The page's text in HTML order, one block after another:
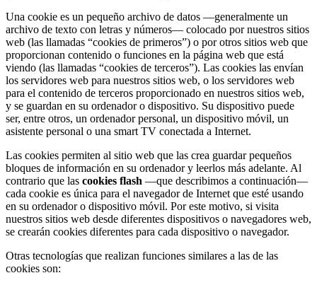
Una cookie es un pequeño archivo de datos —generalmente un
archivo de texto con letras y números— colocado por nuestros sitios
web (las llamadas “cookies de primeros”) o por otros sitios web que
proporcionan contenido o funciones en la página web que está
viendo (las llamadas “cookies de terceros”). Las cookies las envían
los servidores web para nuestros sitios web, o los servidores web
para el contenido de terceros proporcionado en nuestros sitios web,
y se guardan en su ordenador o dispositivo. Su dispositivo puede
ser, entre otros, un ordenador personal, un dispositivo móvil, un
asistente personal o una smart TV conectada a Internet.
Las cookies permiten al sitio web que las crea guardar pequeños
bloques de información en su ordenador y leerlos más adelante. Al
contrario que las cookies flash —que describimos a continuación—
cada cookie es única para el navegador de Internet que esté usando
en su ordenador o dispositivo móvil. Por este motivo, si visita
nuestros sitios web desde diferentes dispositivos o navegadores web,
se crearán cookies diferentes para cada dispositivo o navegador.
Otras tecnologías que realizan funciones similares a las de las
cookies son: